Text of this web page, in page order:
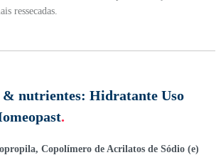
ressecadas.
& nutrientes: Hidratante Uso
.
Copolímero de Acrilatos de Sódio (e)